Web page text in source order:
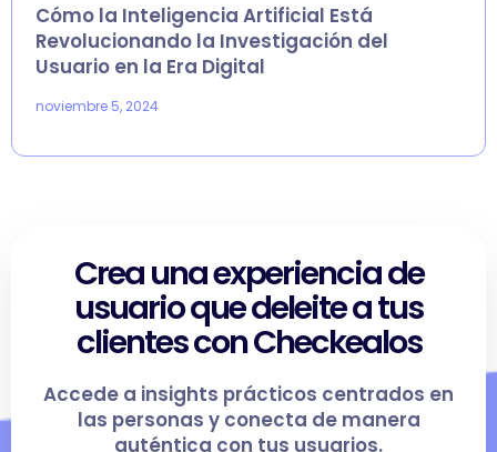
Cómo la Inteligencia Artificial Está
Revolucionando la Investigación del
Usuario en la Era Digital
noviembre 5, 2024
Crea una experiencia de
usuario que deleite a tus
clientes con Checkealos
Accede a insights prácticos centrados en
las personas y conecta de manera
auténtica con tus usuarios.